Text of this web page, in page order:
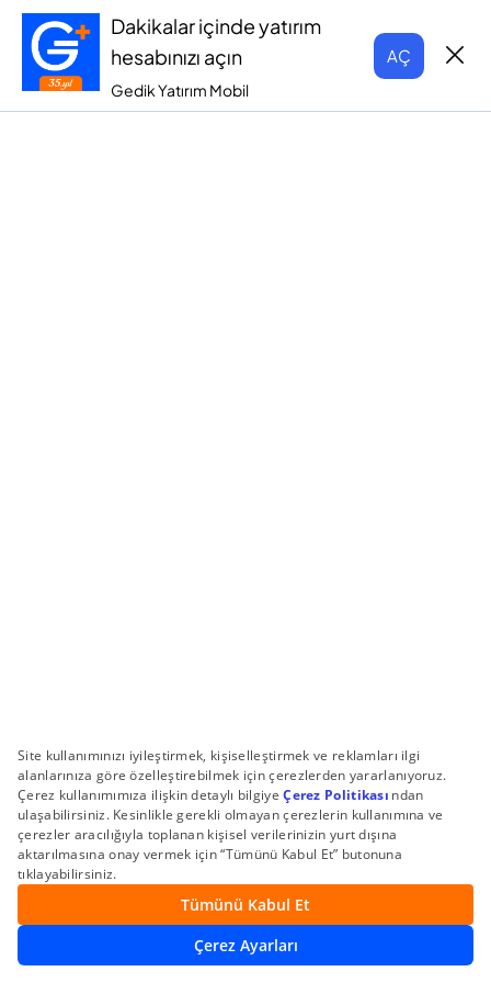
Dakikalar içinde yatırım
hesabınızı açın
Gedik Yatırım Mobil
AÇ